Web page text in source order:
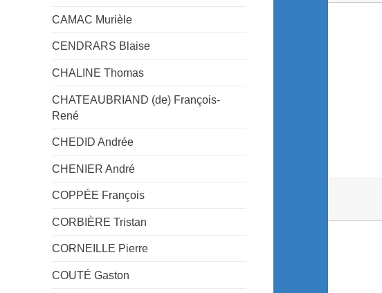
CAMAC Murièle
CENDRARS Blaise
CHALINE Thomas
CHATEAUBRIAND (de) François-
René
CHEDID Andrée
CHENIER André
COPPÉE François
CORBIÈRE Tristan
CORNEILLE Pierre
COUTÉ Gaston